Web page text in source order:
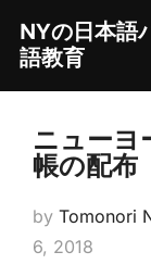
content
NYの日本語
語教育
ニューヨ
帳の配布
by Tomonori
6, 2018